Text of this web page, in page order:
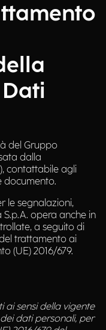
del Gruppo
dalla
contattabile agli
documento.
le segnalazioni,
opera anche in
a seguito di
trattamento ai
(UE) 2016/679.
ai sensi della vigente
dati personali, per